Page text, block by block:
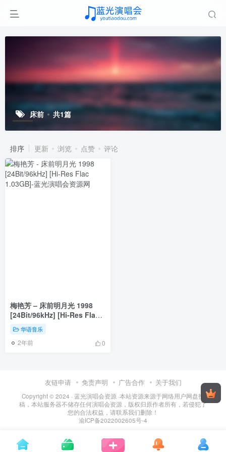
床前 共1篇
排序 更新 浏览 点赞 评论
梅艳芳 – 床前明月光 1998
[24Bit/96kHz] [Hi-Res Flac
1.03GB]
华语音乐
2年前 0
友链申请 免责声明 广告合作 关于我们
Copyright © 2024 · 蓝光演唱会资源 ·本站资源来源于网络用户网盘投
稿，本站服务器不储存任何演唱会资源，版权归原作者所有，若侵犯了
您的合法权益，请联系我们删除！
渝ICP备2022002605号-4